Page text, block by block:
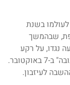
בשנת
שבהמשך
נגדו, על רקע
טרגדיה שפקדה אותה: בתה נרצחה במסיבת ה"נובה" ב-7 באוקטובר.
לעיזבון.